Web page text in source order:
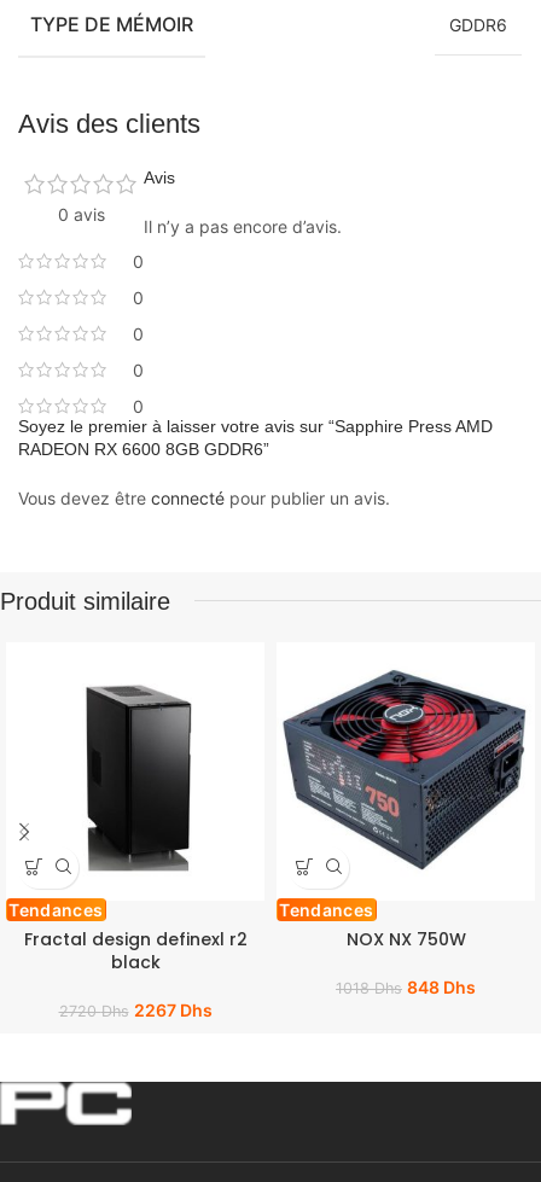
TYPE DE MÉMOIR GDDR6
Avis des clients
0 avis
0
0
0
0
0
Avis
Il n’y a pas encore d’avis.
Soyez le premier à laisser votre avis sur “Sapphire Press AMD
RADEON RX 6600 8GB GDDR6”
Vous devez être connecté pour publier un avis.
Produit similaire
Tendances
Fractal design definexl r2
black
2720Dhs 2267 Dhs
Tendances
NOX NX 750W
1018Dhs 848 Dhs